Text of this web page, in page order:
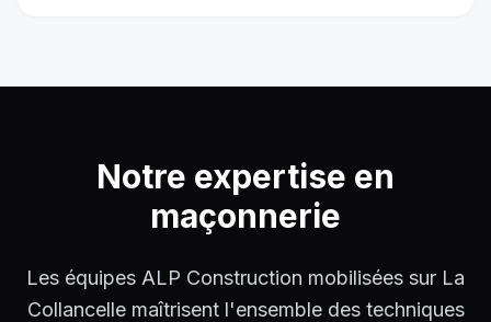
Notre expertise en
maçonnerie
Les équipes ALP Construction mobilisées sur La
Collancelle maîtrisent l'ensemble des techniques